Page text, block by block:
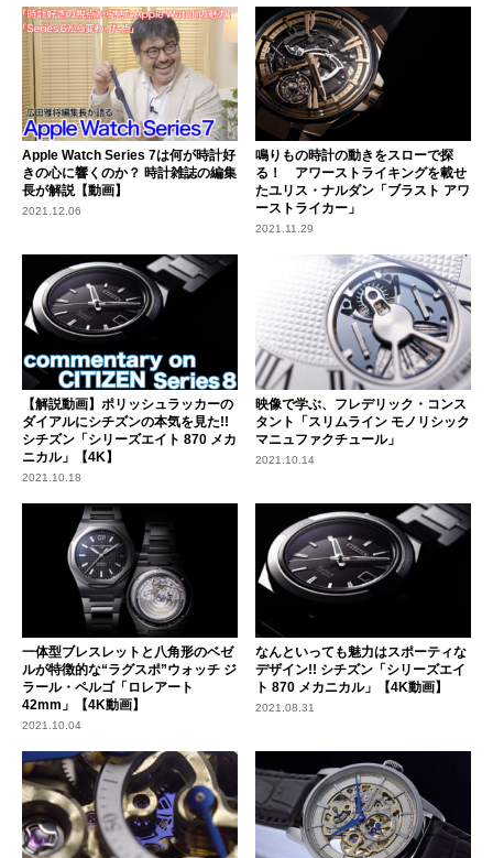
Apple Watch Series 7は何が時計好
きの心に響くのか？ 時計雑誌の編集
長が解説【動画】
2021.12.06
鳴りもの時計の動きをスローで探
る！ アワーストライキングを載せ
たユリス・ナルダン「ブラスト アワ
ーストライカー」
2021.11.29
【解説動画】ポリッシュラッカーの
ダイアルにシチズンの本気を見た!!
シチズン「シリーズエイト 870 メカ
ニカル」【4K】
2021.10.18
映像で学ぶ、フレデリック・コンス
タント「スリムライン モノリシック
マニュファクチュール」
2021.10.14
一体型ブレスレットと八角形のベゼ
ルが特徴的な“ラグスポ”ウォッチ ジ
ラール・ペルゴ「ロレアート
42mm」【4K動画】
2021.10.04
なんといっても魅力はスポーティな
デザイン!! シチズン「シリーズエイ
ト 870 メカニカル」【4K動画】
2021.08.31